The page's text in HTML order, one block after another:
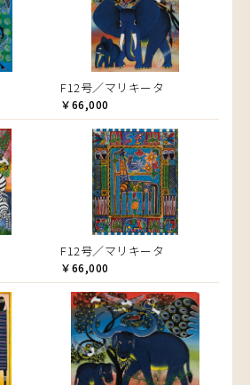
F12号／マリキータ
￥66,000
F12号／マリキータ
￥66,000